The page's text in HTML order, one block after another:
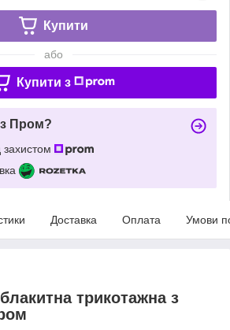
Купити
або
Купити з
Пром?
Доставка Оплата Умови
трикотажна з